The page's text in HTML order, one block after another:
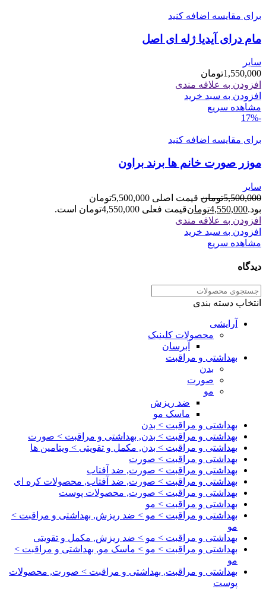
برای مقایسه اضافه کنید
مام درای آیدیا ژله ای اصل
سایر
1,550,000تومان
افزودن به علاقه مندی
افزودن به سبد خرید
مشاهده سریع
-17%
برای مقایسه اضافه کنید
موزر صورت خانم ها برند براون
سایر
5,500,000تومان
قیمت اصلی 5,500,000تومان
بود.4,550,000تومانقیمت فعلی 4,550,000تومان است.
افزودن به علاقه مندی
افزودن به سبد خرید
مشاهده سریع
دیدگاه
انتخاب دسته بندی
آرایشی
محصولات کلینیک
آبرسان
بهداشتی و مراقبت
بدن
صورت
مو
ضد ریزش
ماسک مو
بهداشتی و مراقبت > بدن
بهداشتی و مراقبت > بدن, بهداشتی و مراقبت > صورت
بهداشتی و مراقبت > بدن, مکمل و تقویتی > ویتامین ها
بهداشتی و مراقبت > صورت
بهداشتی و مراقبت > صورت, ضد آفتاب
بهداشتی و مراقبت > صورت, ضد آفتاب, محصولات کره ای
بهداشتی و مراقبت > صورت, محصولات پوست
بهداشتی و مراقبت > مو
بهداشتی و مراقبت > مو > ضد ریزش, بهداشتی و مراقبت >
مو
بهداشتی و مراقبت > مو > ضد ریزش, مکمل و تقویتی
بهداشتی و مراقبت > مو > ماسک مو, بهداشتی و مراقبت >
مو
بهداشتی و مراقبت, بهداشتی و مراقبت > صورت, محصولات
پوست